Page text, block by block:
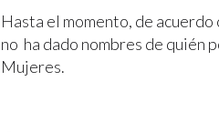
Hasta el momento, de
no ha dado nombres de quién
Mujeres.